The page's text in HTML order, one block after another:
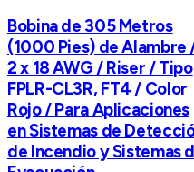
Bobina de 305 Metros
(1000 Pies) de Alambre
2 x 18 AWG / Riser / Tipo
FPLR-CL3R, FT4 / Color
Rojo / Para Aplicaciones
en Sistemas de
de Incendio y Sistemas